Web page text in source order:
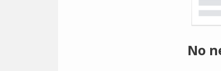
No